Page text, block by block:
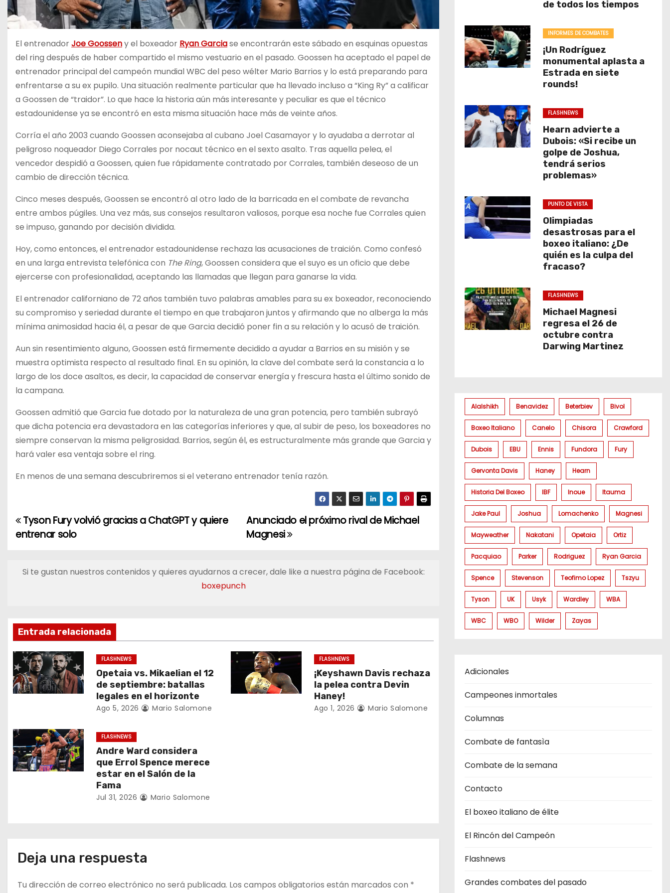
El entrenadorJoe Goosseny el boxeador Ryan Garciase encontrarán este sábado en esquinas opuestas
del ring después de haber compartido el mismo vestuario en el pasado. Goossen ha aceptado el papel de
entrenador principal del campeón mundial WBC del peso wélter Mario Barrios y lo está preparando para
enfrentarse a su ex pupilo. Una situación realmente particular que ha llevado incluso a “King Ry” a calificar
a Goossen de “traidor”. Lo que hace la historia aún más interesante y peculiar es que el técnico
estadounidense ya se encontró en esta misma situación hace más de veinte años.
Corría el año 2003 cuando Goossen aconsejaba al cubano Joel Casamayor y lo ayudaba a derrotar al
peligroso noqueador Diego Corrales por nocaut técnico en el sexto asalto. Tras aquella pelea, el
vencedor despidió a Goossen, quien fue rápidamente contratado por Corrales, también deseoso de un
cambio de dirección técnica.
Cinco meses después, Goossen se encontró al otro lado de la barricada en el combate de revancha
entre ambos púgiles. Una vez más, sus consejos resultaron valiosos, porque esa noche fue Corrales quien
se impuso, ganando por decisión dividida.
Hoy, como entonces, el entrenador estadounidense rechaza las acusaciones de traición. Como confesó
en una larga entrevista telefónica con The Ring, Goossen considera que el suyo es un oficio que debe
ejercerse con profesionalidad, aceptando las llamadas que llegan para ganarse la vida.
El entrenador californiano de 72 años también tuvo palabras amables para su ex boxeador, reconociendo
su compromiso y seriedad durante el tiempo en que trabajaron juntos y afirmando que no alberga la más
mínima animosidad hacia él, a pesar de que Garcia decidió poner fin a su relación y lo acusó de traición.
Aun sin resentimiento alguno, Goossen está firmemente decidido a ayudar a Barrios en su misión y se
muestra optimista respecto al resultado final. En su opinión, la clave del combate será la constancia a lo
largo de los doce asaltos, es decir, la capacidad de conservar energía y frescura hasta el último sonido de
la campana.
Goossen admitió que Garcia fue dotado por la naturaleza de una gran potencia, pero también subrayó
que dicha potencia era devastadora en las categorías inferiores y que, al subir de peso, los boxeadores no
siempre conservan la misma peligrosidad. Barrios, según él, es estructuralmente más grande que Garcia y
hará valer esa ventaja sobre el ring.
En menos de una semana descubriremos si el veterano entrenador tenía razón.
N
v
a
c
i
ó
d
e
e
a
d
Anunciado el próximo rival de Michael
Magnesi
Tyson Fury volvió gracias a ChatGPT y quiere
entrenar solo
Si te gustan nuestros contenidos y quieres ayudarnos a crecer, dale like a nuestra página de Facebook:
boxepunch
Entrada relacionada
FLASHNEWS
Opetaia vs. Mikaelian el 12
de septiembre: batallas
legales en el horizonte
Ago 5, 2026 Mario Salomone
FLASHNEWS
¡Keyshawn Davis rechaza
la pelea contra Devin
Haney!
Ago 1, 2026 Mario Salomone
FLASHNEWS
Andre Ward considera
que Errol Spence merece
estar en el Salón de la
Fama
Jul 31, 2026 Mario Salomone
Deja una respuesta
Tu dirección de correo electrónico no será publicada. Los campos obligatorios están marcados con *
de todos los tiempos
INFORMES DE COMBATES
¡Un Rodríguez
monumental aplasta a
Estrada en siete
rounds!
FLASHNEWS
Hearn advierte a
Dubois: «Si recibe un
golpe de Joshua,
tendrá serios
problemas»
PUNTO DE VISTA
Olimpiadas
desastrosas para el
boxeo italiano: ¿De
quién es la culpa del
fracaso?
FLASHNEWS
Michael Magnesi
regresa el 26 de
octubre contra
Darwing Martinez
Alalshikh Benavidez Beterbiev Bivol
Boxeo Italiano Canelo Chisora Crawford
Dubois EBU Ennis Fundora Fury
Gervonta Davis Haney Hearn
Historia Del Boxeo IBF Inoue Itauma
Jake Paul Joshua Lomachenko Magnesi
Mayweather Nakatani Opetaia Ortiz
Pacquiao Parker Rodriguez Ryan Garcia
Spence Stevenson Teofimo Lopez Tszyu
Tyson UK Usyk Wardley WBA
WBC WBO Wilder Zayas
Adicionales
Campeones inmortales
Columnas
Combate de fantasìa
Combate de la semana
Contacto
El boxeo italiano de élite
El Rincón del Campeón
Flashnews
Grandes combates del pasado